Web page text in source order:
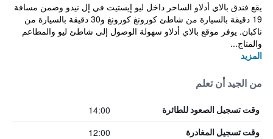
يقع فندق بالاي أدلاو الساحر داخل ليو إيستيت في إل نيدو وضمن مسافة
19 دقيقة بالسيارة من شاطئ كورونغ كورونغ و30 دقيقة بالسيارة من
ناكبان. يوفر موقع بالاي أدلاو سهولة الوصول إلى شاطئ ليو والمطاعم
والمتاج...
المزيد
من الجيد أن تعلم
وقت تسجيل الصعود للطائرة 14:00
وقت تسجيل المغادرة 12:00